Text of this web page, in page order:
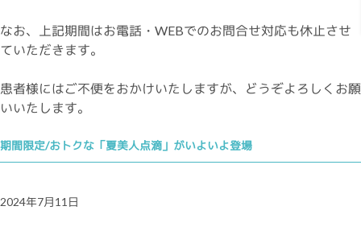
なお、上記期間はお電話・WEBでのお問合せ対応も休止させ
ていただきます。
患者様にはご不便をおかけいたしますが、どうぞよろしくお願
いいたします。
期間限定/おトクな「夏美人点滴」がいよいよ登場
2024年7月11日